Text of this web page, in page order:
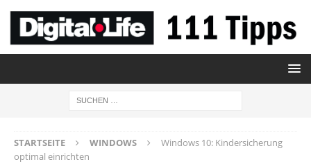
STARTSEITE WINDOWS
Windows 10: Kindersicherung
optimal einrichten